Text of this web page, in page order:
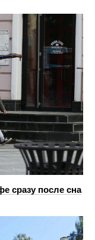
сразу после сна